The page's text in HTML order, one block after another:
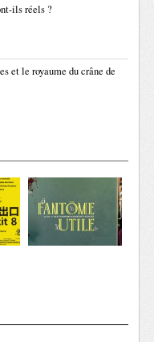
ils réels ?
et le royaume du crâne de